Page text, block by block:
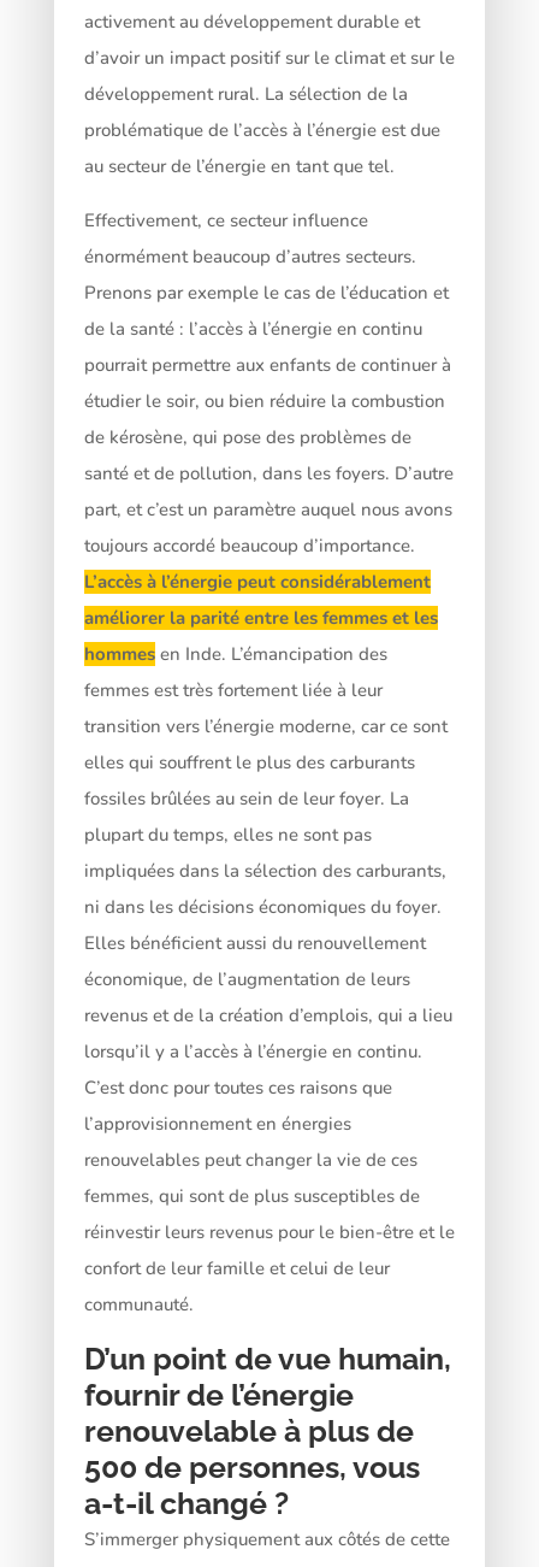
activement au développement durable et
d’avoir un impact positif sur le climat et sur le
développement rural. La sélection de la
problématique de l’accès à l’énergie est due
au secteur de l’énergie en tant que tel.
Effectivement, ce secteur influence
énormément beaucoup d’autres secteurs.
Prenons par exemple le cas de l’éducation et
de la santé : l’accès à l’énergie en continu
pourrait permettre aux enfants de continuer à
étudier le soir, ou bien réduire la combustion
de kérosène, qui pose des problèmes de
santé et de pollution, dans les foyers. D’autre
part, et c’est un paramètre auquel nous avons
toujours accordé beaucoup d’importance.
L’accès à l’énergie peut considérablement
améliorer la parité entre les femmes et les
hommesen Inde. L’émancipation des
femmes est très fortement liée à leur
transition vers l’énergie moderne, car ce sont
elles qui souffrent le plus des carburants
fossiles brûlées au sein de leur foyer. La
plupart du temps, elles ne sont pas
impliquées dans la sélection des carburants,
ni dans les décisions économiques du foyer.
Elles bénéficient aussi du renouvellement
économique, de l’augmentation de leurs
revenus et de la création d’emplois, qui a lieu
lorsqu’il y a l’accès à l’énergie en continu.
C’est donc pour toutes ces raisons que
l’approvisionnement en énergies
renouvelables peut changer la vie de ces
femmes, qui sont de plus susceptibles de
réinvestir leurs revenus pour le bien-être et le
confort de leur famille et celui de leur
communauté.
D’un point de vue humain,
fournir de l’énergie
renouvelable à plus de
500 de personnes, vous
a-t-il changé ?
S’immerger physiquement aux côtés de cette